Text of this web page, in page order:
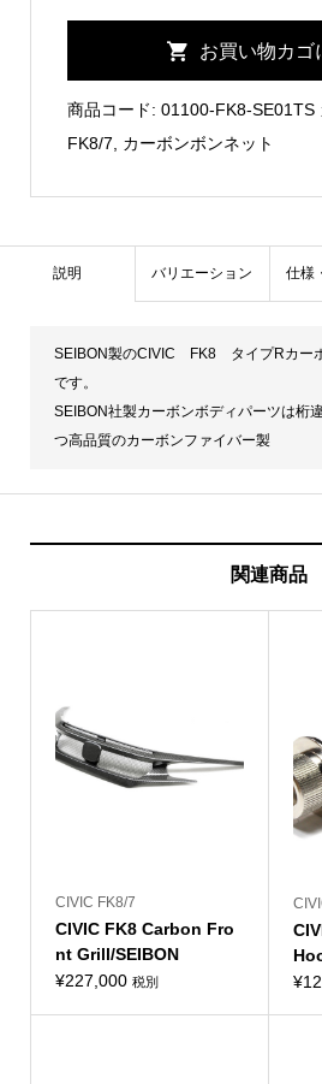
Carbon
Bonnet
TS/SEIBON
個
お買い物カゴ
商品コード: 01100-FK8-SE01TS
FK8/7
カーボンボンネット
説明 バリエーション 仕様
SEIBON製のCIVIC FK8 タイプRカー
です。
SEIBON社製カーボンボディパーツは桁
つ高品質のカーボンファイバー製
関連商品
CIVIC FK8/7
CIVIC FK8 Carbon Fro
nt Grill/SEIBON
¥227,000 税別
¥